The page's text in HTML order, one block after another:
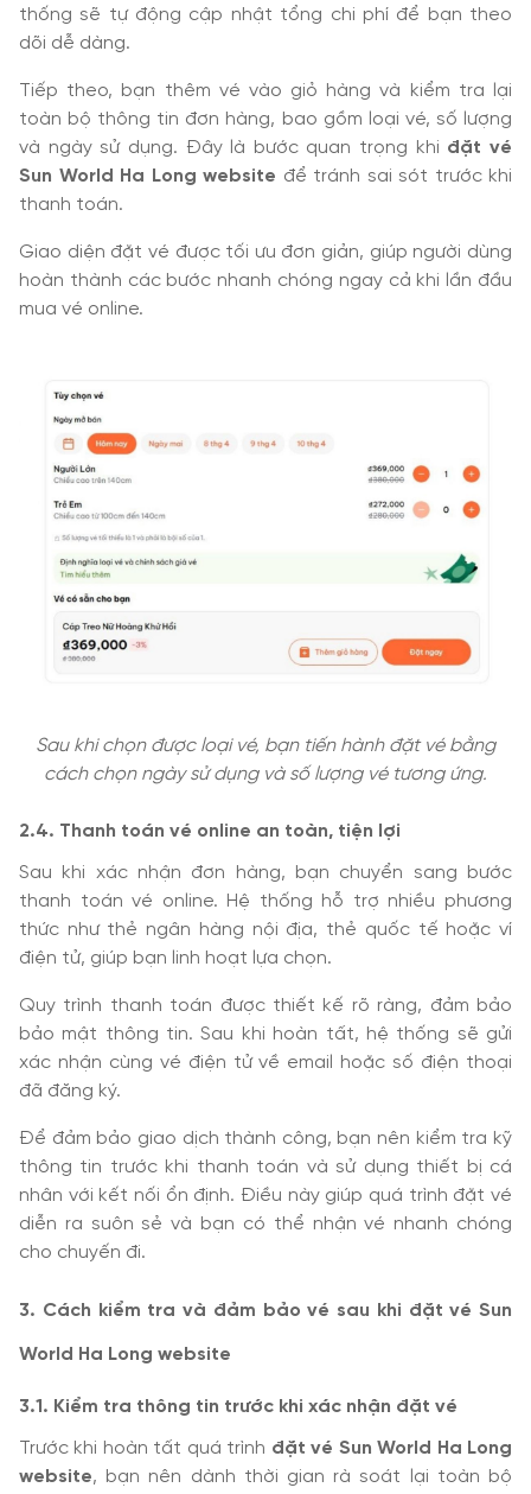
thống sẽ tự động cập nhật tổng chi phí để bạn theo
dõi dễ dàng.
Tiếp theo, bạn thêm vé vào giỏ hàng và kiểm tra lại
toàn bộ thông tin đơn hàng, bao gồm loại vé, số lượng
và ngày sử dụng. Đây là bước quan trọng khi đặt vé
Sun World Ha Long website để tránh sai sót trước khi
thanh toán.
Giao diện đặt vé được tối ưu đơn giản, giúp người dùng
hoàn thành các bước nhanh chóng ngay cả khi lần đầu
mua vé online.
Sau khi chọn được loại vé, bạn tiến hành đặt vé bằng
cách chọn ngày sử dụng và số lượng vé tương ứng.
2.4. Thanh toán vé online an toàn, tiện lợi
Sau khi xác nhận đơn hàng, bạn chuyển sang bước
thanh toán vé online. Hệ thống hỗ trợ nhiều phương
thức như thẻ ngân hàng nội địa, thẻ quốc tế hoặc ví
điện tử, giúp bạn linh hoạt lựa chọn.
Quy trình thanh toán được thiết kế rõ ràng, đảm bảo
bảo mật thông tin. Sau khi hoàn tất, hệ thống sẽ gửi
xác nhận cùng vé điện tử về email hoặc số điện thoại
đã đăng ký.
Để đảm bảo giao dịch thành công, bạn nên kiểm tra kỹ
thông tin trước khi thanh toán và sử dụng thiết bị cá
nhân với kết nối ổn định. Điều này giúp quá trình đặt vé
diễn ra suôn sẻ và bạn có thể nhận vé nhanh chóng
cho chuyến đi.
3. Cách kiểm tra và đảm bảo vé sau khi đặt vé Sun
World Ha Long website
3.1. Kiểm tra thông tin trước khi xác nhận đặt vé
Trước khi hoàn tất quá trình đặt vé Sun World Ha Long
website, bạn nên dành thời gian rà soát lại toàn bộ